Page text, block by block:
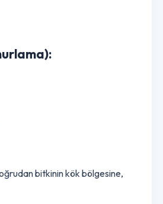
ve dezavantajları vardır: